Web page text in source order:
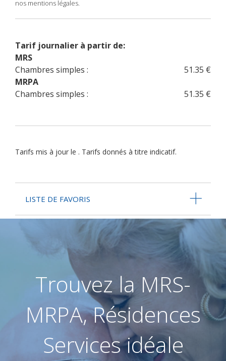
nos mentions légales.
Tarif journalier à partir de:
MRS
Chambres simples :
51.35 €
MRPA
Chambres simples :
51.35 €
Tarifs mis à jour le . Tarifs donnés à titre indicatif.
LISTE DE FAVORIS
Trouvez la MRS-
MRPA, Résidences
Services idéale